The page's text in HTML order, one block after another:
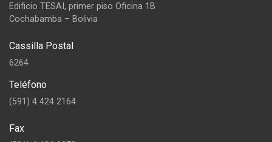
Edificio TESAI, primer piso Oficina 1B
Cochabamba – Bolivia
Cassilla Postal
6264
Teléfono
(591) 4 424 2164
Fax